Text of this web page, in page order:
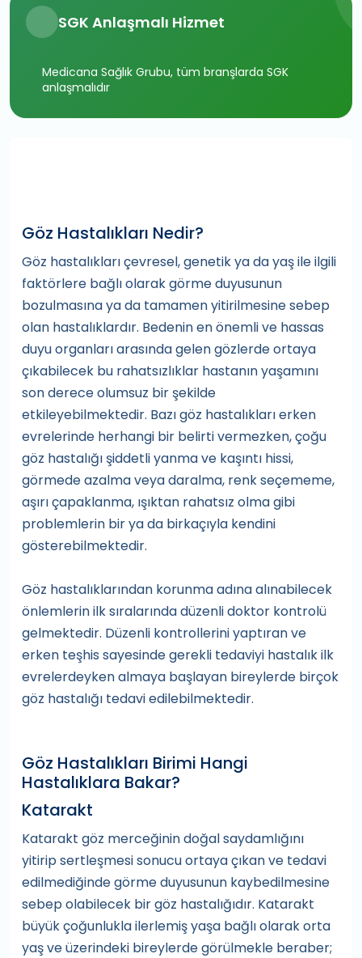
SGK Anlaşmalı Hizmet
Medicana Sağlık Grubu, tüm branşlarda SGK
anlaşmalıdır
Göz Hastalıkları Nedir?
Göz hastalıkları çevresel, genetik ya da yaş ile ilgili
faktörlere bağlı olarak görme duyusunun
bozulmasına ya da tamamen yitirilmesine sebep
olan hastalıklardır. Bedenin en önemli ve hassas
duyu organları arasında gelen gözlerde ortaya
çıkabilecek bu rahatsızlıklar hastanın yaşamını
son derece olumsuz bir şekilde
etkileyebilmektedir. Bazı göz hastalıkları erken
evrelerinde herhangi bir belirti vermezken, çoğu
göz hastalığı şiddetli yanma ve kaşıntı hissi,
görmede azalma veya daralma, renk seçememe,
aşırı çapaklanma, ışıktan rahatsız olma gibi
problemlerin bir ya da birkaçıyla kendini
gösterebilmektedir.
Göz hastalıklarından korunma adına alınabilecek
önlemlerin ilk sıralarında düzenli doktor kontrolü
gelmektedir. Düzenli kontrollerini yaptıran ve
erken teşhis sayesinde gerekli tedaviyi hastalık ilk
evrelerdeyken almaya başlayan bireylerde birçok
göz hastalığı tedavi edilebilmektedir.
Göz Hastalıkları Birimi Hangi
Hastalıklara Bakar?
Katarakt
Katarakt göz merceğinin doğal saydamlığını
yitirip sertleşmesi sonucu ortaya çıkan ve tedavi
edilmediğinde görme duyusunun kaybedilmesine
sebep olabilecek bir göz hastalığıdır. Katarakt
büyük çoğunlukla ilerlemiş yaşa bağlı olarak orta
yaş ve üzerindeki bireylerde görülmekle beraber;